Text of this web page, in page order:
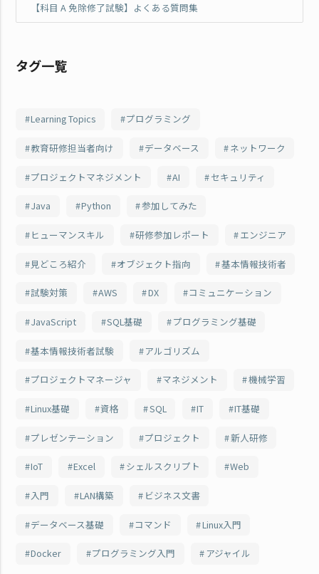
【科目 A 免除修了試験】よくある質問集
タグ一覧
Learning Topics プログラミング
教育研修担当者向け データベース ネットワーク
プロジェクトマネジメント AI セキュリティ
Java Python 参加してみた
ヒューマンスキル 研修参加レポート エンジニア
見どころ紹介 オブジェクト指向 基本情報技術者
試験対策 AWS DX コミュニケーション
JavaScript SQL基礎 プログラミング基礎
基本情報技術者試験 アルゴリズム
プロジェクトマネージャ マネジメント 機械学習
Linux基礎 資格 SQL IT IT基礎
プレゼンテーション プロジェクト 新人研修
IoT Excel シェルスクリプト Web
入門 LAN構築 ビジネス文書
データベース基礎 コマンド Linux入門
Docker プログラミング入門 アジャイル